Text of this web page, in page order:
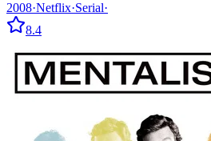
2008·Netflix·Serial·
8.4